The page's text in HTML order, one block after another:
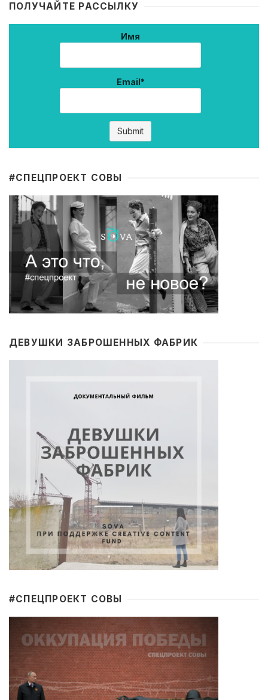
ПОЛУЧАЙТЕ РАССЫЛКУ
Имя
Email*
#CПЕЦПРОЕКТ СОВЫ
ДЕВУШКИ ЗАБРОШЕННЫХ ФАБРИК
#CПЕЦПРОЕКТ СОВЫ